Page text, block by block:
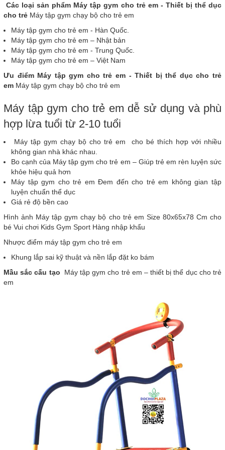
Các loại sản phẩm Máy tập gym cho trẻ em - Thiết bị thể dục
cho trẻ Máy tập gym chạy bộ cho trẻ em
Máy tập gym cho trẻ em - Hàn Quốc.
Máy tập gym cho trẻ em – Nhật bản
Máy tập gym cho trẻ em - Trung Quốc.
Máy tập gym cho trẻ em – Việt Nam
Ưu điểm Máy tập gym cho trẻ em - Thiết bị thể dục cho trẻ
em Máy tập gym chạy bộ cho trẻ em
Máy tập gym cho trẻ em dễ sử dụng và phù
hợp lừa tuổi từ 2-10 tuổi
Máy tập gym chạy bộ cho trẻ em cho bé thích hợp với nhiều
không gian nhà khác nhau.
Bo cạnh của Máy tập gym cho trẻ em – Giúp trẻ em rèn luyện sức
khỏe hiệu quả hơn
Máy tập gym cho trẻ em Đem đến cho trẻ em không gian tập
luyện chuẩn thể dục
Giá rẻ độ bền cao
Hình ảnh Máy tập gym chạy bộ cho trẻ em Size 80x65x78 Cm cho
bé Vui chơi Kids Gym Sport Hàng nhập khẩu
Nhược điểm máy tập gym cho trẻ em
Khung lắp sai kỹ thuật và nền lắp đặt ko bám
Mầu sắc cấu tạo Máy tập gym cho trẻ em – thiết bị thể dục cho trẻ
em